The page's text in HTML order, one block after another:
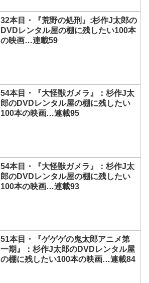
32本目・『荒野の処刑』:杉作J太郎の
DVDレンタル屋の棚に残したい100本
の映画…連載59
54本目・『大怪獣ガメラ』：杉作J太
郎のDVDレンタル屋の棚に残したい
100本の映画…連載95
54本目・『大怪獣ガメラ』：杉作J太
郎のDVDレンタル屋の棚に残したい
100本の映画…連載93
51本目・『ゲゲゲの鬼太郎アニメ第
一期』：杉作J太郎のDVDレンタル屋
の棚に残したい100本の映画…連載84